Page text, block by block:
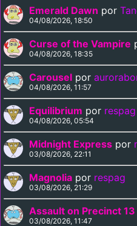
Emerald Dawn por
04/08/2026, 18:50
Curse of the Vampire
04/08/2026, 18:35
Carousel por
04/08/2026, 11:57
Equilibrium por respag
04/08/2026, 05:54
Midnight Express por
03/08/2026, 22:11
Magnolia por respag
03/08/2026, 21:29
Assault on Precinct 13
03/08/2026, 11:47